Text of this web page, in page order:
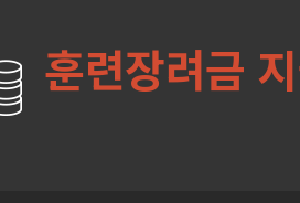
훈련장려금